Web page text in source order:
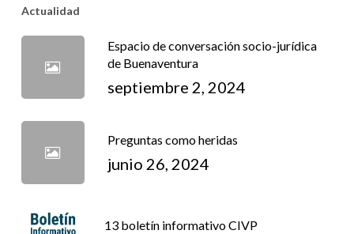
Actualidad
Espacio de conversación socio-jurídica
de Buenaventura
septiembre 2, 2024
Preguntas como heridas
junio 26, 2024
13 boletín informativo CIVP